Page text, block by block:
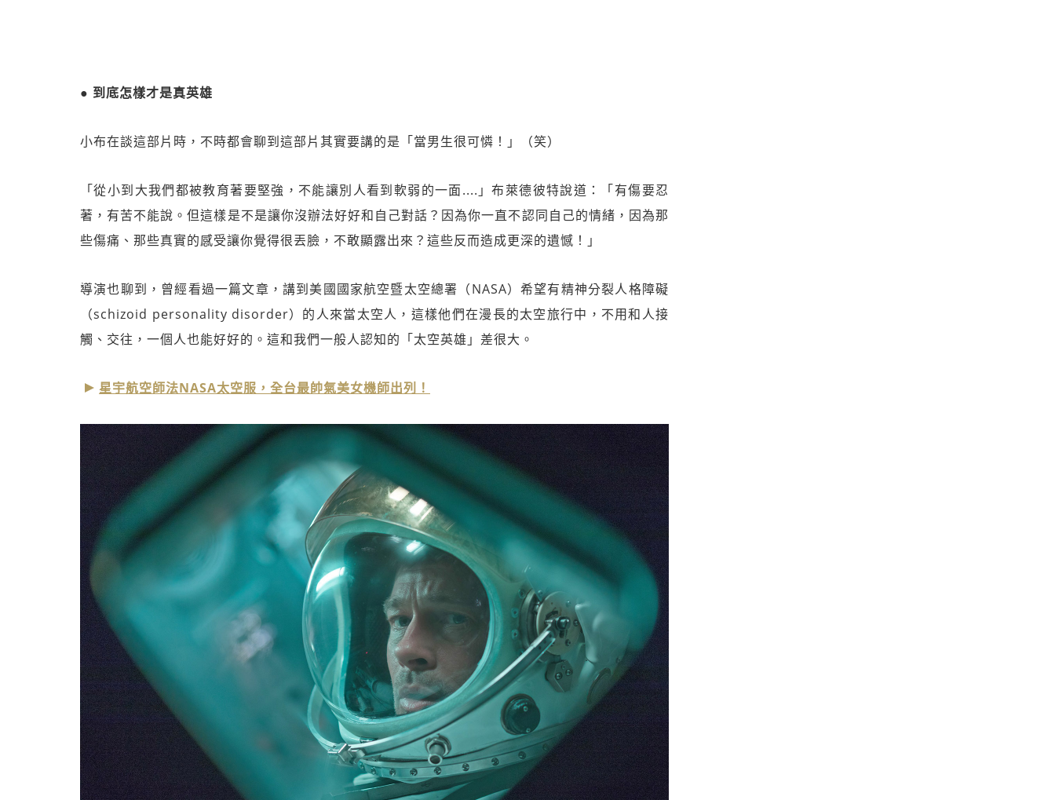
● 到底怎樣才是真英雄
小布在談這部片時，不時都會聊到這部片其實要講的是「當男生很可憐！」（笑）
「從小到大我們都被教育著要堅強，不能讓別人看到軟弱的一面....」布萊德彼特說道：「有傷要忍
著，有苦不能說。但這樣是不是讓你沒辦法好好和自己對話？因為你一直不認同自己的情緒，因為那
些傷痛、那些真實的感受讓你覺得很丟臉，不敢顯露出來？這些反而造成更深的遺憾！」
導演也聊到，曾經看過一篇文章，講到美國國家航空暨太空總署（NASA）希望有精神分裂人格障礙
（schizoid personality disorder）的人來當太空人，這樣他們在漫長的太空旅行中，不用和人接
觸、交往，一個人也能好好的。這和我們一般人認知的「太空英雄」差很大。
星宇航空師法NASA太空服，全台最帥氣美女機師出列！